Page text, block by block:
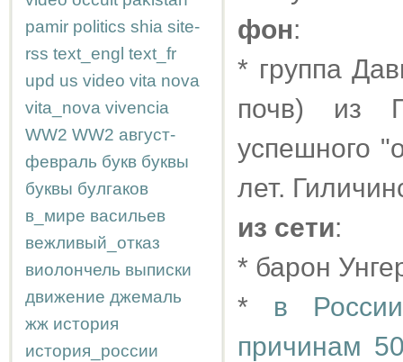
pamir politics shia site-
rss text_engl text_fr
upd us video vita nova
vita_nova vivencia
WW2 WW2 август-
февраль букв буквы
буквы булгаков
в_мире васильев
вежливый_отказ
виолончель выписки
движение джемаль
жж история
история_россии
фон:
* группа
почв) из
успешного
лет.
из сети:
* барон
* в
причинам